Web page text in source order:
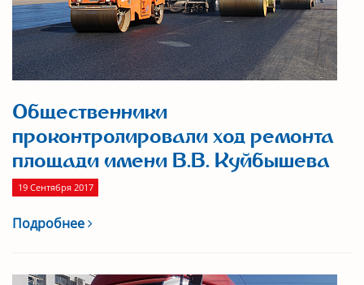
Общественники
проконтролировали ход ремонта
площади имени В.В. Куйбышева
19 Сентября 2017
Подробнее